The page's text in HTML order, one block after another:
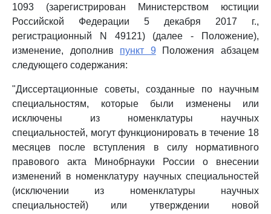
1093 (зарегистрирован Министерством юстиции
Российской Федерации 5 декабря 2017 г.,
регистрационный N 49121) (далее - Положение),
изменение, дополнив пункт 9 Положения абзацем
следующего содержания:
"Диссертационные советы, созданные по научным
специальностям, которые были изменены или
исключены из номенклатуры научных
специальностей, могут функционировать в течение 18
месяцев после вступления в силу нормативного
правового акта Минобрнауки России о внесении
изменений в номенклатуру научных специальностей
(исключении из номенклатуры научных
специальностей) или утверждении новой